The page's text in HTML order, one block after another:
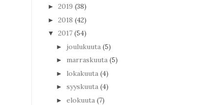
► 2019 (38)
► 2018 (42)
▼ 2017 (54)
► joulukuuta (5)
► marraskuuta (5)
► lokakuuta (4)
► syyskuuta (4)
► elokuuta (7)